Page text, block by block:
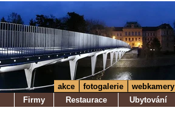
akce fotogalerie
webkamery
Firmy Restaurace Ubytování